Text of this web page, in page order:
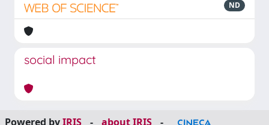
ND
social impact
Powered byIRIS - about IRIS -